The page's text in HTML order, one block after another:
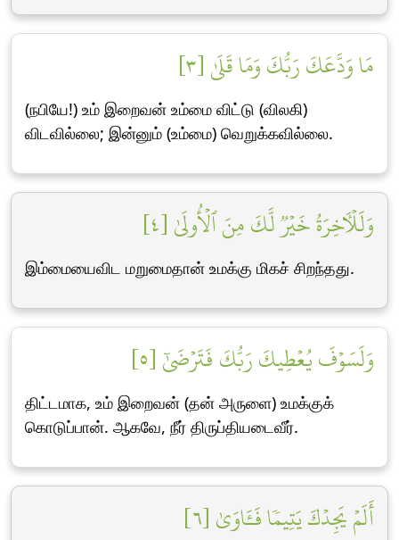
مَا وَدَّعَكَ رَبُّكَ وَمَا قَلَىٰ [٣]
(நபியே!) உம் இறைவன் உம்மை விட்டு (விலகி)
விடவில்லை; இன்னும் (உம்மை) வெறுக்கவில்லை.
وَلَلۡأٓخِرَةُ خَيۡرٞ لَّكَ مِنَ ٱلۡأُولَىٰ [٤]
இம்மையைவிட மறுமைதான் உமக்கு மிகச் சிறந்தது.
وَلَسَوۡفَ يُعۡطِيكَ رَبُّكَ فَتَرۡضَىٰٓ [٥]
திட்டமாக, உம் இறைவன் (தன் அருளை) உமக்குக்
கொடுப்பான். ஆகவே, நீர் திருப்தியடைவீர்.
أَلَمۡ يَجِدۡكَ يَتِيمٗا فَـَٔاوَىٰ [٦]